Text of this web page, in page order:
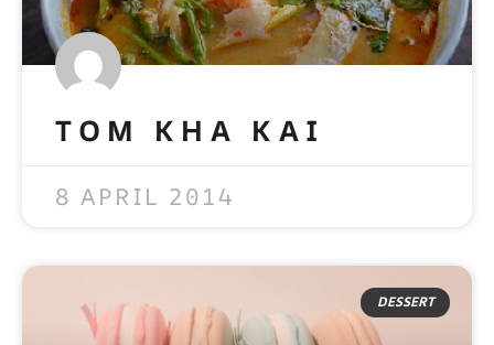
TOM KHA KAI
8 APRIL 2014
DESSERT